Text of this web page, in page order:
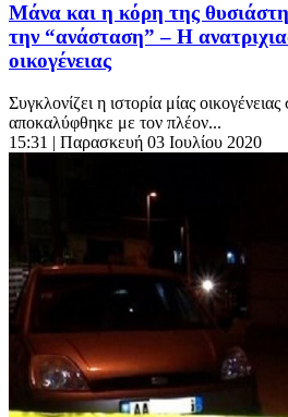
Μάνα και η κόρη της
την “ανάσταση” – Η
οικογένειας
Συγκλονίζει η ιστορία μίας
αποκαλύφθηκε με τον πλέον...
15:31 | Παρασκευή 03 Ιουλίου 2020